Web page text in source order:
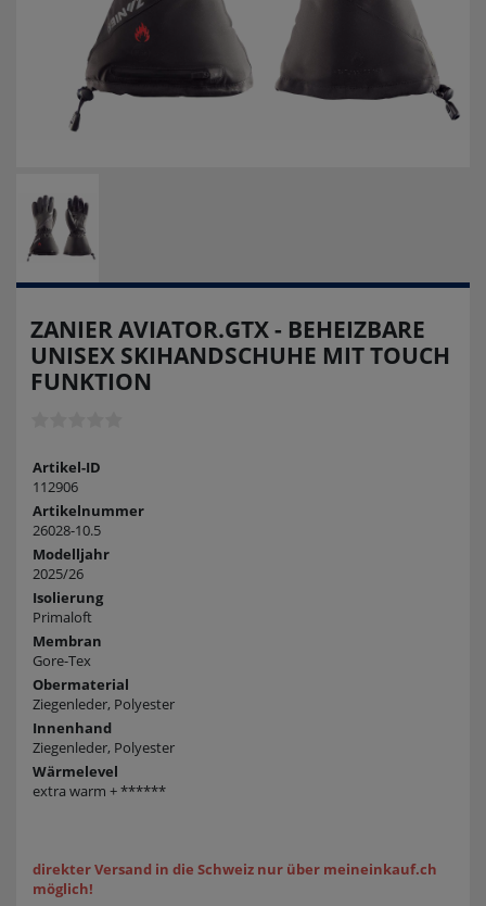
ZANIER AVIATOR.GTX - BEHEIZBARE
UNISEX SKIHANDSCHUHE MIT TOUCH
FUNKTION
Artikel-ID
112906
Artikelnummer
26028-10.5
Modelljahr
2025/26
Isolierung
Primaloft
Membran
Gore-Tex
Obermaterial
Ziegenleder, Polyester
Innenhand
Ziegenleder, Polyester
Wärmelevel
extra warm + ******
direkter Versand in die Schweiz nur über meineinkauf.ch
möglich!